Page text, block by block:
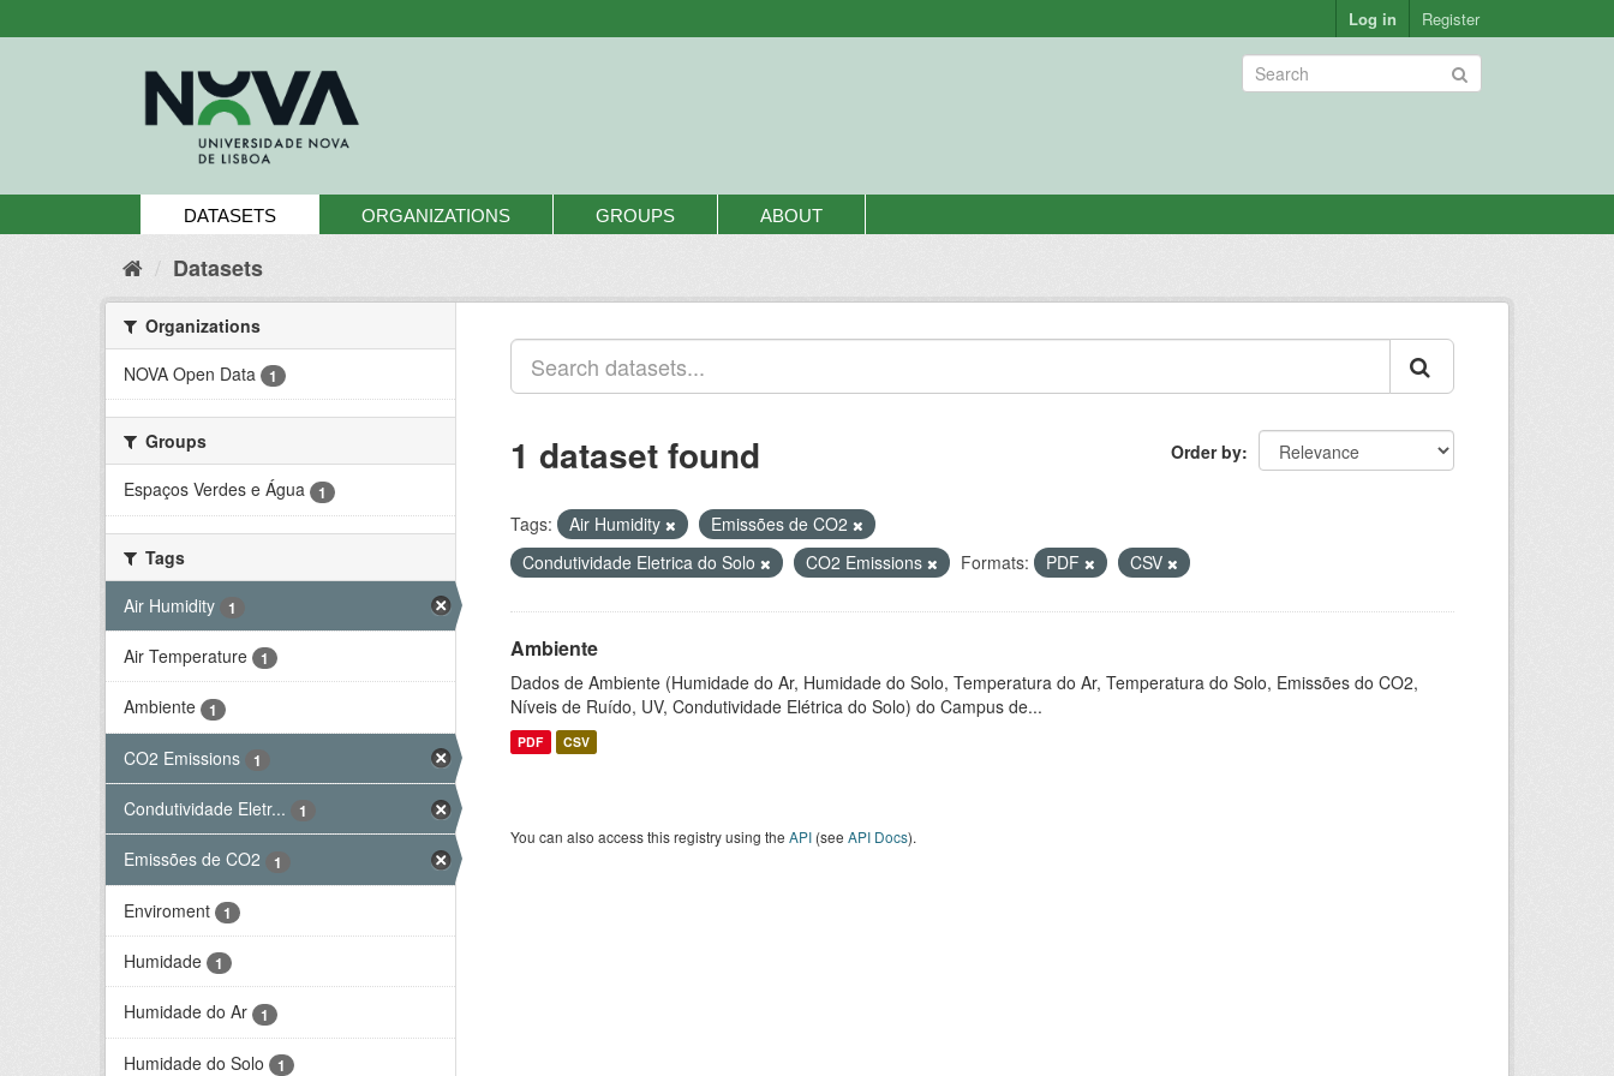
to
Log in Register
DATASETS ORGANIZATIONS GROUPS ABOUT
Datasets
Organizations
NOVA Open Data
1
Groups
Espaços Verdes e Água
1
Tags
Air Humidity
1
Air Temperature 1
Ambiente 1
CO2 Emissions 1
Condutividade Eletr... 1
Emissões de CO2 1
Enviroment 1
Humidade 1
Humidade do Ar 1
Humidade do Solo 1
Order by
1 dataset found
Tags: Air Humidity
Emissões de CO2
Condutividade Eletrica do Solo
CO2 Emissions Formats: PDF CSV
Ambiente
Dados de Ambiente (Humidade do Ar, Humidade do Solo, Temperatura do Ar, Temperatura do Solo, Emissões do CO2,
Níveis de Ruído, UV, Condutividade Elétrica do Solo) do Campus de...
PDF CSV
You can also access this registry using the API (see API Docs).